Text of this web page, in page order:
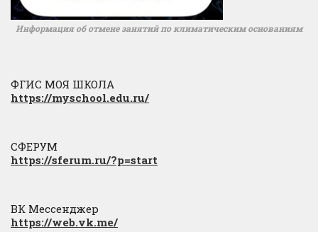
Информация об отмене занятий по климатическим основаниям
ФГИС МОЯ ШКОЛА
https://myschool.edu.ru/
СФЕРУМ
https://sferum.ru/?p=start
ВК Мессенджер
https://web.vk.me/